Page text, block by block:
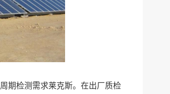
期检测需求莱克斯。在出厂质检